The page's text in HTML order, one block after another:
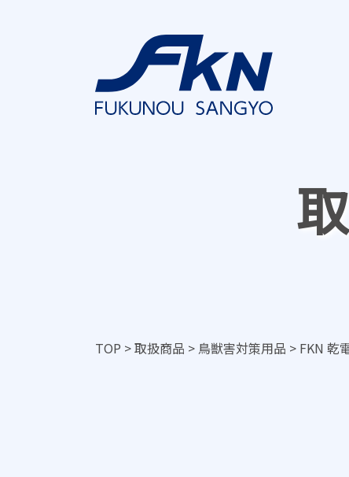
TOP >取扱商品 > 鳥獣害対策用品 > FKN 乾